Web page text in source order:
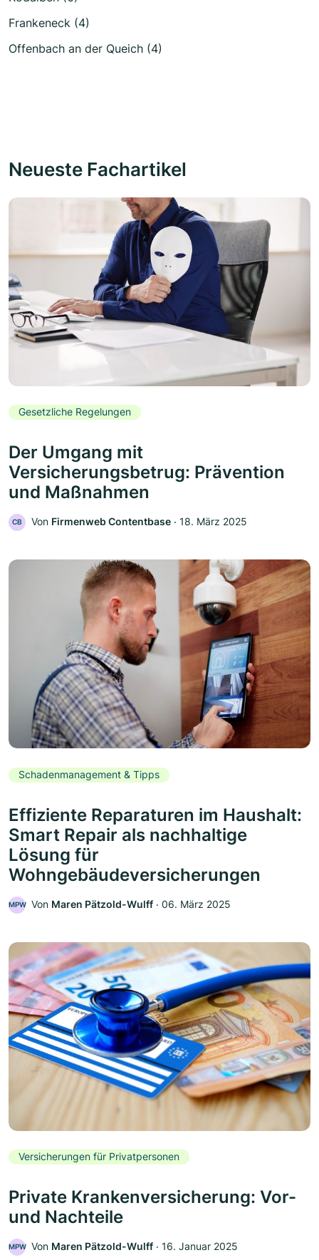
Frankeneck (4)
Offenbach an der Queich (4)
Neueste Fachartikel
Gesetzliche Regelungen
Der Umgang mit
Versicherungsbetrug: Prävention
und Maßnahmen
CB Von Firmenweb Contentbase ‧ 18. März 2025
Schadenmanagement & Tipps
Effiziente Reparaturen im Haushalt:
Smart Repair als nachhaltige
Lösung für
Wohngebäudeversicherungen
MPW Von Maren Pätzold-Wulff ‧ 06. März 2025
Versicherungen für Privatpersonen
Private Krankenversicherung: Vor-
und Nachteile
MPW Von Maren Pätzold-Wulff ‧ 16. Januar 2025